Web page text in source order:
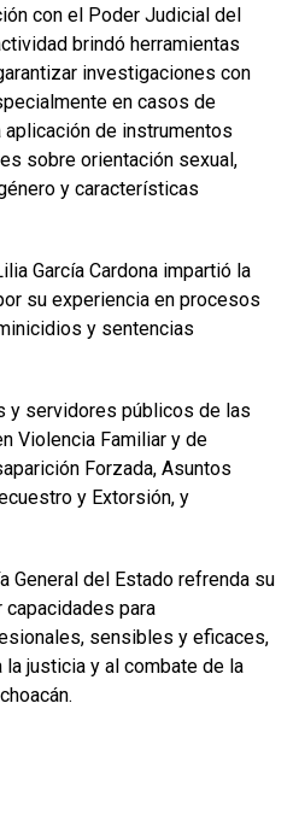
con el Poder Judicial del
brindó herramientas
investigaciones con
en casos de
de instrumentos
sobre orientación sexual,
y características
García Cardona impartió la
su experiencia en procesos
y sentencias
y servidores públicos de las
Violencia Familiar y de
Forzada, Asuntos
y Extorsión, y
General del Estado refrenda su
para
sensibles y eficaces,
justicia y al combate de la